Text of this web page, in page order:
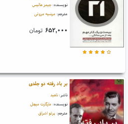
نویسنده: جیمز هالیس
مترجم: مرضیه مروتی
۶۵۲,۰۰۰ تومان
بر باد رفته دو جلدی
ناشر: ناهید
نویسنده: مارگارت میچل
مترجم: پرتو اشراق